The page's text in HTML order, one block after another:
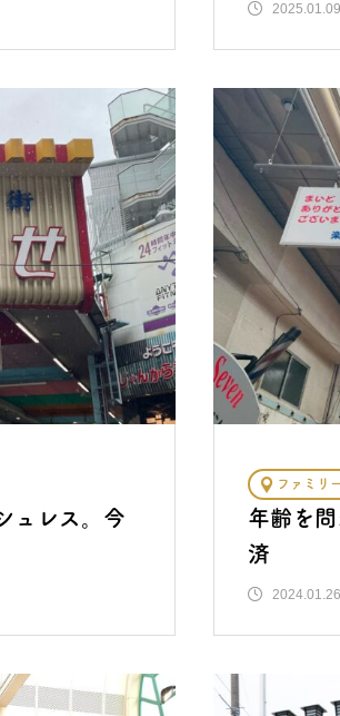
2025.01.09
ュレス。今
ファミリ
年齢を
済
2024.01.26